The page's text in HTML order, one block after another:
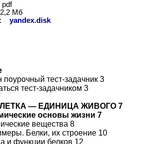
pdf
2,2 Мб
yandex.disk
тест-задачник 3
тест-задачником 3
— ЕДИНИЦА ЖИВОГО 7
основы жизни 7
вещества 8
Белки, их строение 10
и функции белков 12